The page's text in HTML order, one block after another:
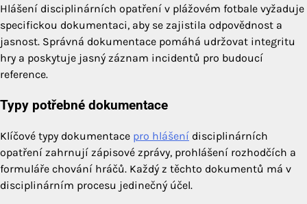
Hlášení disciplinárních opatření v plážovém fotbale vyžaduje
specifickou dokumentaci, aby se zajistila odpovědnost a
jasnost. Správná dokumentace pomáhá udržovat integritu
hry a poskytuje jasný záznam incidentů pro budoucí
reference.
Typy potřebné dokumentace
Klíčové typy dokumentace pro hlášení disciplinárních
opatření zahrnují zápisové zprávy, prohlášení rozhodčích a
formuláře chování hráčů. Každý z těchto dokumentů má v
disciplinárním procesu jedinečný účel.